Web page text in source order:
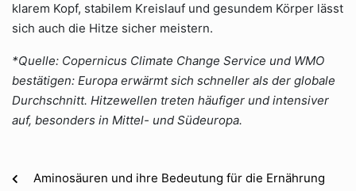
klarem Kopf, stabilem Kreislauf und gesundem Körper lässt
sich auch die Hitze sicher meistern.
*Quelle: Copernicus Climate Change Service und WMO
bestätigen: Europa erwärmt sich schneller als der globale
Durchschnitt. Hitzewellen treten häufiger und intensiver
auf, besonders in Mittel- und Südeuropa.
Aminosäuren und ihre Bedeutung für die Ernährung